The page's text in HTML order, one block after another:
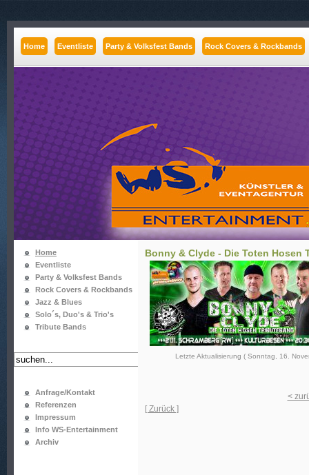
Home Eventliste Party & Volksfest Bands Rock Covers & Rockbands
Home
Eventliste
Party & Volksfest Bands
Rock Covers & Rockbands
Jazz & Blues
Solo´s, Duo's & Trio's
Tribute Bands
Anfrage/Kontakt
Referenzen
Impressum
Info WS-Entertainment
Archiv
Bonny & Clyde - Die Toten Hosen
Letzte Aktualisierung ( Sonntag, 16.
<
[ Zurück ]